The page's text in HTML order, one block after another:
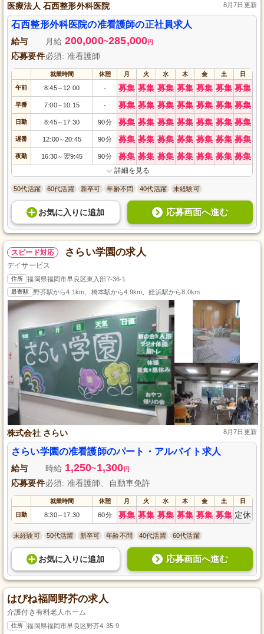
医療法人 石西整形外科医院 8月7日更新
石西整形外科医院の准看護師の正社員求人
給与 月給 200,000~285,000円
応募要件必須: 准看護師
就業時間 休憩 月 火 水 木 金 土 日
午前 8:45～ 12:00 - 募集 募集 募集 募集 募集 募集 募集
早番 7:00～ 10:15 - 募集 募集 募集 募集 募集 募集 募集
日勤 8:45～ 17:30 90分 募集 募集 募集 募集 募集 募集 募集
遅番 12:00～20:45 90分 募集 募集 募集 募集 募集 募集 募集
夜勤 16:30～ 翌9:45 90分 募集 募集 募集 募集 募集 募集 募集
詳細を見る
50代活躍 60代活躍 新卒可 年齢不問 40代活躍 未経験可
お気に入り に追加 応募画面へ進む
スピード対応 さらい学園の求人
デイサービス
住所 福岡県福岡市早良区東入部7-36-1
最寄駅 野芥駅から4.1km、橋本駅から4.9km、姪浜駅から8.0km
株式会社 さらい 8月7日更新
さらい学園の准看護師のパート・アルバイト求人
給与 時給 1,250~1,300 円
応募要件必須: 准看護師、自動車免許
就業時間 休憩 月 火 水 木 金 土 日
日勤 8:30～ 17:30 60分 募集 募集 募集 募集 募集 募集 定休
未経験可 50代活躍 新卒可 年齢不問 40代活躍 60代活躍
お気に入り に追加 応募画面へ進む
はぴね福岡野芥の求人
介護付き有料老人ホーム
住所 福岡県福岡市早良区野芥4-35-9